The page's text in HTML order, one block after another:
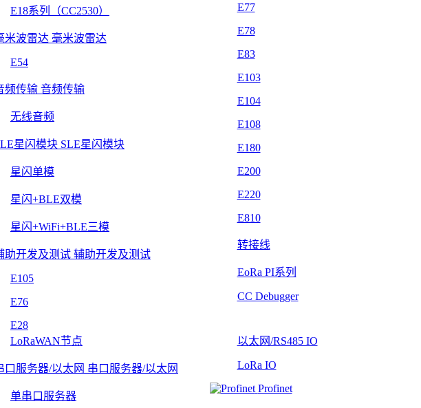
E18系列（CC2530）
毫米波雷达
E54
音频传输
无线音频
SLE星闪模块
星闪单模
星闪+BLE双模
星闪+WiFi+BLE三模
辅助开发及测试
E105
E76
E28
E77
E78
E83
E103
E104
E108
E180
E200
E220
E810
转接线
EoRa PI系列
CC Debugger
LoRaWAN节点
串口服务器/以太网
单串口服务器
以太网/RS485 IO
LoRa IO
Profinet